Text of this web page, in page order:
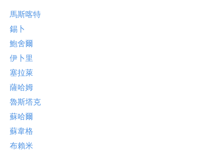
馬斯喀特
錫卜
鮑舍爾
伊卜里
塞拉萊
薩哈姆
魯斯塔克
蘇哈爾
蘇韋格
布賴米